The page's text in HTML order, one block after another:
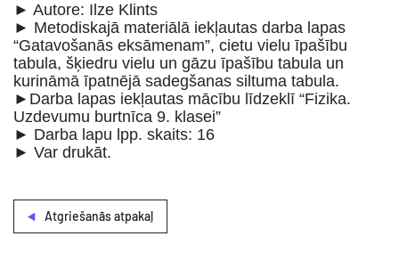
► Autore: Ilze Klints
► Metodiskajā materiālā iekļautas darba lapas
“Gatavošanās eksāmenam”, cietu vielu īpašību
tabula, šķiedru vielu un gāzu īpašību tabula un
kurināmā īpatnējā sadegšanas siltuma tabula.
►Darba lapas iekļautas mācību līdzeklī “Fizika.
Uzdevumu burtnīca 9. klasei”
► Darba lapu lpp. skaits: 16
► Var drukāt.
Atgriešanās atpakaļ